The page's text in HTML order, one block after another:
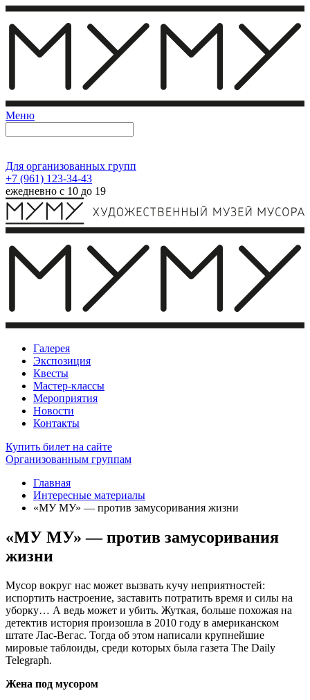
Меню
Для организованных групп
+7 (961) 123-34-43
ежедневно с 10 до 19
Галерея
Экспозиция
Квесты
Мастер-классы
Мероприятия
Новости
Контакты
Купить билет на сайте
Организованным группам
Главная
Интересные материалы
«МУ МУ» — против замусоривания жизни
«МУ МУ» — против замусоривания
жизни
Мусор вокруг нас может вызвать кучу неприятностей:
испортить настроение, заставить потратить время и силы на
уборку… А ведь может и убить. Жуткая, больше похожая на
детектив история произошла в 2010 году в американском
штате Лас-Вегас. Тогда об этом написали крупнейшие
мировые таблоиды, среди которых была газета The Daily
Telegraph.
Жена под мусором